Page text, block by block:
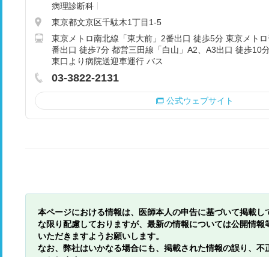
病理診断科
東京都文京区千駄木1丁目1-5
東京メトロ南北線「東大前」2番出口 徒歩5分 東京メト
番出口 徒歩7分 都営三田線「白山」A2、A3出口 徒歩10
東口より病院送迎車運行 バス
03-3822-2131
公式ウェブサイト
本ページにおける情報は、医師本人の申告に基づいて掲載
な限り配慮しておりますが、最新の情報については公開情
いただきますようお願いします。
なお、弊社はいかなる場合にも、掲載された情報の誤り、